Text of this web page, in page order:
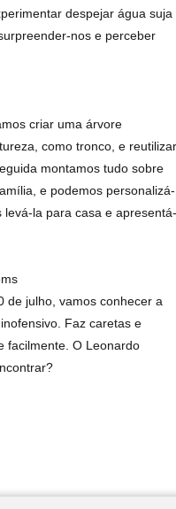
despejar água suja
nos e perceber
criar uma árvore
como tronco, e reutilizar
montamos tudo sobre
e podemos personalizá-
la para casa e apresentá-
de julho, vamos conhecer a
Faz caretas e
facilmente. O Leonardo